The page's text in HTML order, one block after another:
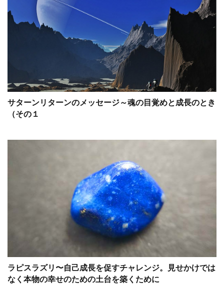
サターンリターンのメッセージ～魂の目覚めと成長のとき
（その１
ラピスラズリ〜自己成長を促すチャレンジ。見せかけでは
なく本物の幸せのための土台を築くために